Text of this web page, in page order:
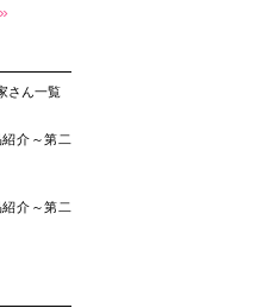
さん一覧
介～第二
介～第二